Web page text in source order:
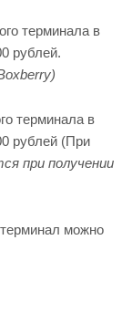
терминала в
рублей.
терминала в
рублей (При
при получении
можно